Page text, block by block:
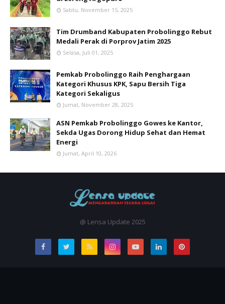
Sabtu, November 15, 2025
Tim Drumband Kabupaten Probolinggo Rebut
Medali Perak di Porprov Jatim 2025
Selasa, Juli 01, 2025
Pemkab Probolinggo Raih Penghargaan
Kategori Khusus KPK, Sapu Bersih Tiga
Kategori Sekaligus
Jumat, November 28, 2025
ASN Pemkab Probolinggo Gowes ke Kantor,
Sekda Ugas Dorong Hidup Sehat dan Hemat
Energi
Jumat, April 10, 2026
@ Lensa Update 2025